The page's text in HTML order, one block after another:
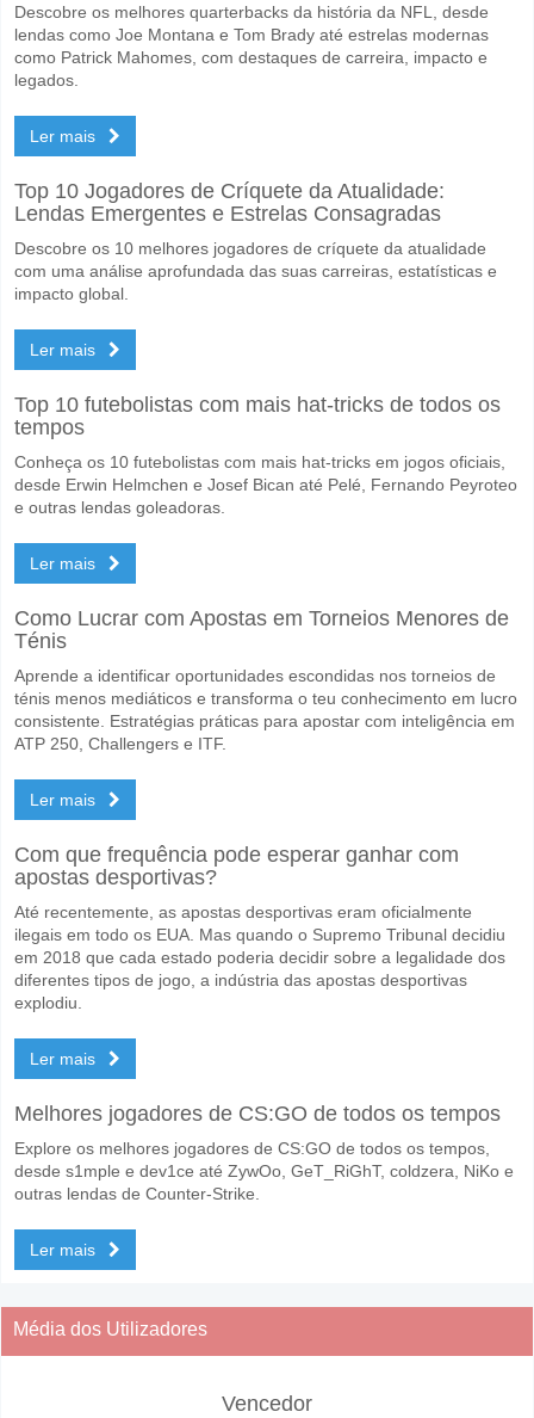
Quem é o time favorito para vencer entre Zabbar St.
Zabbar St. Patrick para o Vencedor do jogo, com a probabilidade de
Sim para Ambas as Equipas Marcam, com a percentagem de 61%.
Qual é a previsão de resultado correcto para Zabbar
No lado arriscado, pode tentar o Resultado Correto de 3-1 que tem a
Descobre os melhores quarterbacks da história da NFL, desde
lendas como Joe Montana e Tom Brady até estrelas modernas
como Patrick Mahomes, com destaques de carreira, impacto e
legados.
Ler mais
Top 10 Jogadores de Críquete da Atualidade:
Lendas Emergentes e Estrelas Consagradas
Descobre os 10 melhores jogadores de críquete da atualidade
com uma análise aprofundada das suas carreiras, estatísticas e
impacto global.
Ler mais
Top 10 futebolistas com mais hat-tricks de todos os
tempos
Conheça os 10 futebolistas com mais hat-tricks em jogos oficiais,
desde Erwin Helmchen e Josef Bican até Pelé, Fernando Peyroteo
e outras lendas goleadoras.
Ler mais
Como Lucrar com Apostas em Torneios Menores de
Ténis
Aprende a identificar oportunidades escondidas nos torneios de
ténis menos mediáticos e transforma o teu conhecimento em lucro
consistente. Estratégias práticas para apostar com inteligência em
ATP 250, Challengers e ITF.
Ler mais
Com que frequência pode esperar ganhar com
apostas desportivas?
Até recentemente, as apostas desportivas eram oficialmente
ilegais em todo os EUA. Mas quando o Supremo Tribunal decidiu
em 2018 que cada estado poderia decidir sobre a legalidade dos
diferentes tipos de jogo, a indústria das apostas desportivas
explodiu.
Ler mais
Melhores jogadores de CS:GO de todos os tempos
Explore os melhores jogadores de CS:GO de todos os tempos,
desde s1mple e dev1ce até ZywOo, GeT_RiGhT, coldzera, NiKo e
outras lendas de Counter-Strike.
Ler mais
Média dos Utilizadores
Vencedor